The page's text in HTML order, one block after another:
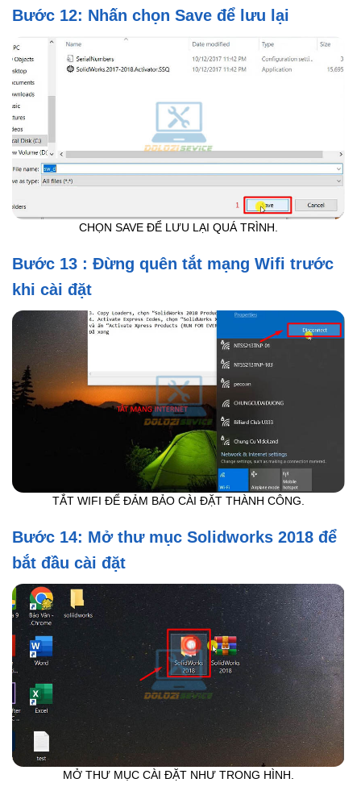
Bước 12: Nhấn chọn Save để lưu lại
CHỌN SAVE ĐỂ LƯU LẠI QUÁ TRÌNH.
Bước 13 : Đừng quên tắt mạng Wifi trước
khi cài đặt
TẮT WIFI ĐỂ ĐẢM BẢO CÀI ĐẶT THÀNH CÔNG.
Bước 14: Mở thư mục Solidworks 2018 để
bắt đầu cài đặt
MỞ THƯ MỤC CÀI ĐẶT NHƯ TRONG HÌNH.